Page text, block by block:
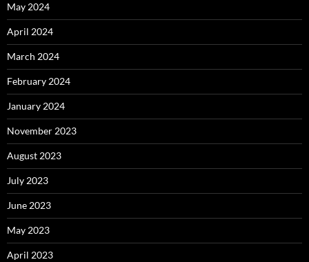
May 2024
April 2024
March 2024
February 2024
January 2024
November 2023
August 2023
July 2023
June 2023
May 2023
April 2023